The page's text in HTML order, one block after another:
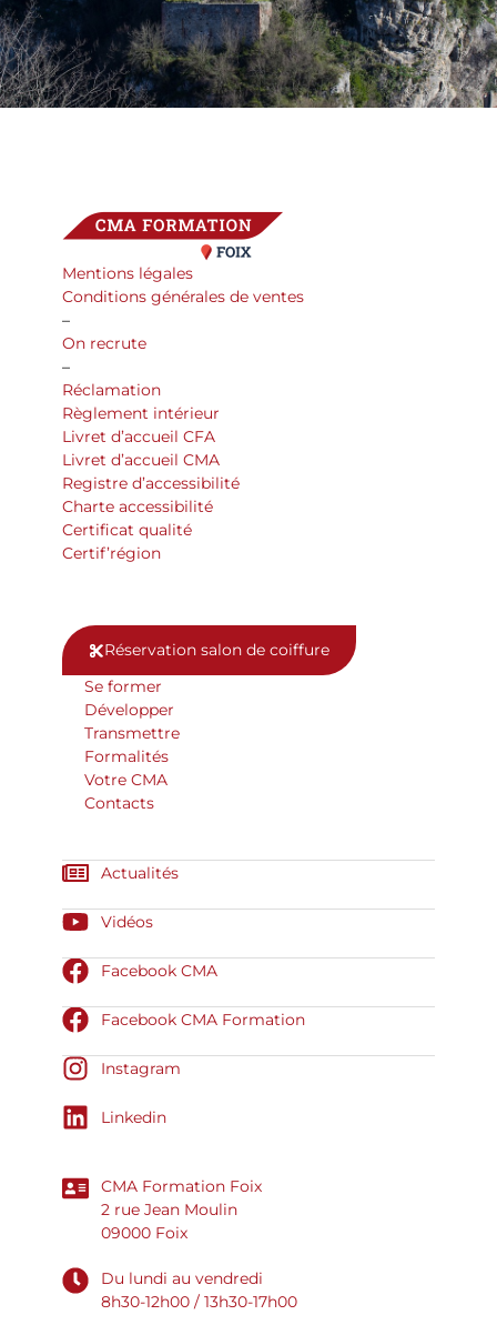
Mentions légales
Conditions générales de ventes
–
On recrute
–
Réclamation
Règlement intérieur
Livret d’accueil CFA
Livret d’accueil CMA
Registre d’accessibilité
Charte accessibilité
Certificat qualité
Certif’région
Réservation salon de coiffure
Se former
Développer
Transmettre
Formalités
Votre CMA
Contacts
Actualités
Vidéos
Facebook CMA
Facebook CMA Formation
Instagram
Linkedin
CMA Formation Foix
2 rue Jean Moulin
09000 Foix
Du lundi au vendredi
8h30-12h00 / 13h30-17h00